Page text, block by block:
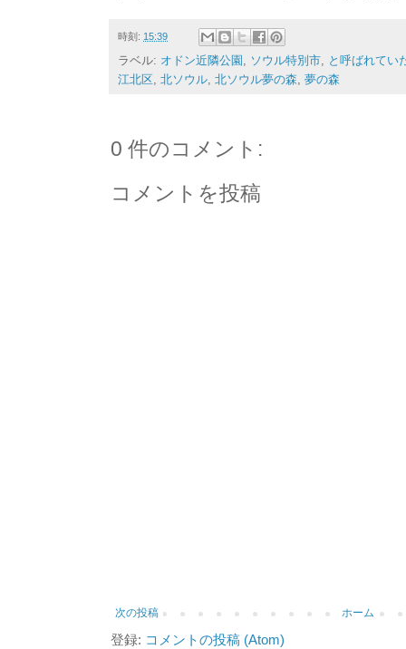
時刻: 15:39
ラベル: オドン近隣公園 , ソウル特別市, と呼ばれてい
江北区, 北ソウル, 北ソウル夢の森, 夢の森
0 件のコメント:
コメントを投稿
次の投稿 ホーム
登録: コメントの投稿 (Atom)